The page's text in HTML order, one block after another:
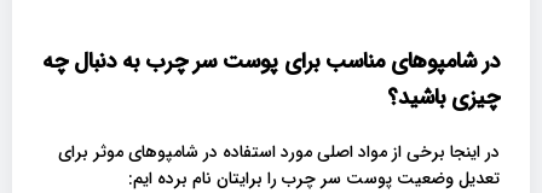
در شامپوهای مناسب برای پوست سر چرب به دنبال چه
چیزی باشید؟
در اینجا برخی از مواد اصلی مورد استفاده در شامپوهای موثر برای
تعدیل وضعیت پوست سر چرب را برایتان نام برده ایم: